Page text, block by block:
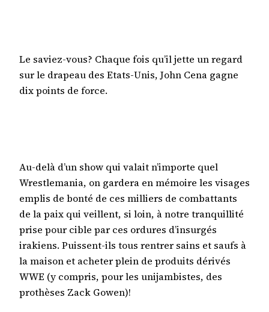
Le saviez-vous? Chaque fois qu’il jette un regard
sur le drapeau des Etats-Unis, John Cena gagne
dix points de force.
Au-delà d’un show qui valait n’importe quel
Wrestlemania, on gardera en mémoire les visages
emplis de bonté de ces milliers de combattants
de la paix qui veillent, si loin, à notre tranquillité
prise pour cible par ces ordures d’insurgés
irakiens. Puissent-ils tous rentrer sains et saufs à
la maison et acheter plein de produits dérivés
WWE (y compris, pour les unijambistes, des
prothèses Zack Gowen)!